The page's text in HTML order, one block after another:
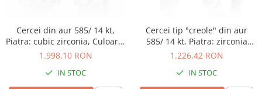
Cercei din aur 585/ 14 kt,
Piatra: cubic zirconia, Culoare:
transparenta
1.998,10 RON
IN STOC
Cercei tip "creole" din aur
585/ 14 kt, Piatra: zirconia
fatetata, Culoare:
1.226,42 RON
IN STOC